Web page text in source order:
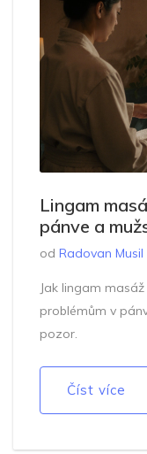
Lingam
pánve a
od Radovan Musil
Jak lingam
problémům v
pozor.
Číst více